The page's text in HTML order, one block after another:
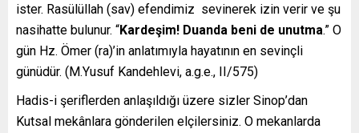
ister. Rasülüllah (sav) efendimiz sevinerek izin verir ve şu
nasihatte bulunur. “Kardeşim! Duanda beni de unutma.” O
gün Hz. Ömer (ra)’in anlatımıyla hayatının en sevinçli
günüdür. (M.Yusuf Kandehlevi, a.g.e., II/575)
Hadis-i şeriflerden anlaşıldığı üzere sizler Sinop’dan
Kutsal mekânlara gönderilen elçilersiniz. O mekanlarda